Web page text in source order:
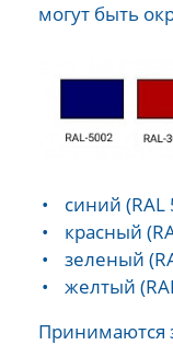
могут быть
синий (RAL
красный
зеленый
желтый
Принимаются